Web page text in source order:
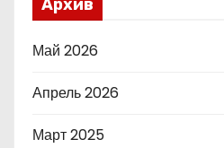
Архив
Май 2026
Апрель 2026
Март 2025